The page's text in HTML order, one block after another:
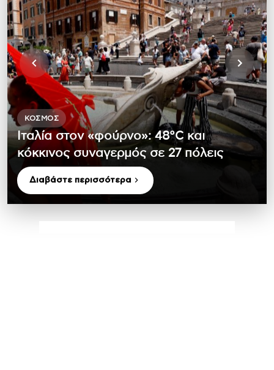
ΚΌΣΜΟΣ
Ιταλία στον «φούρνο»: 48°C και
κόκκινος συναγερμός σε 27 πόλεις
Διαβάστε περισσότερα